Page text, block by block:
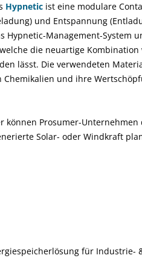
Hypnetic ist eine modulare
und Entspannung
Hypnetic-Management-System
die neuartige
lässt. Die verwendeten
Chemikalien und ihre
können Prosumer-
Solar- oder Windkraft
für Industrie-